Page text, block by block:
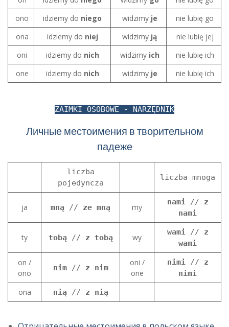
ono
idziemy do niego widzimy je
nie lubię go
ona
idziemy do niej widzimy ją
nie lubię jej
oni
idziemy do nich widzimy ich
nie lubię ich
one
idziemy do nich widzimy je nie lubię ich
ZAIMKI OSOBOWE - NARZĘDNIK
Личные местоимения в творительном
падеже
liczba
pojedyncza
liczba mnoga
ja mną // ze mną my
nami // z
nami
ty tobą // z tobą wy
wami // z
wami
on /
ono
nim // z nim
oni /
one
nimi // z
nimi
ona nią // z nią